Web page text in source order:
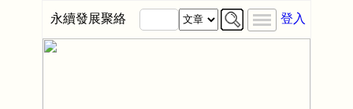
永續發展聚絡 登入